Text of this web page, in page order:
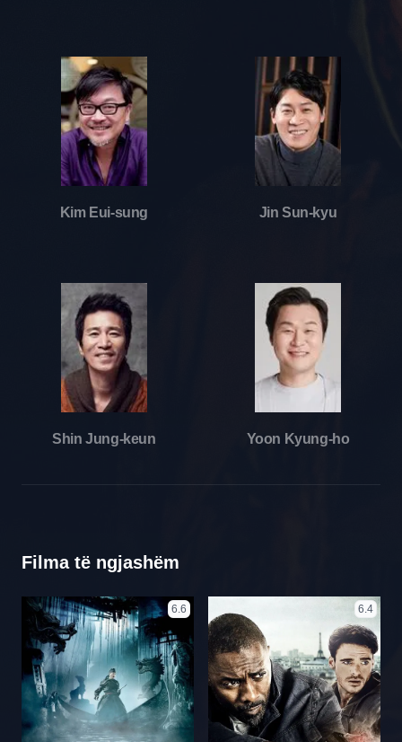
Kim Eui-sung Jin Sun-kyu
Shin Jung-keun Yoon Kyung-ho
Filma të ngjashëm
6.6 6.4